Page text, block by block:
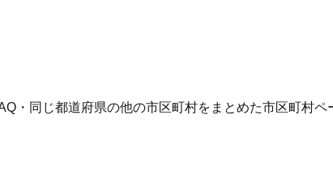
・同じ都道府県の他の市区町村をまとめた市区町村ペ